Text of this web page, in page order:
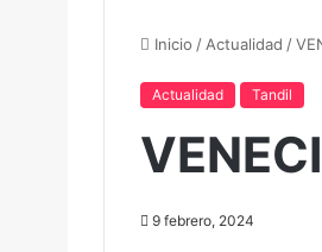
Inicio / Actualidad /
Actualidad Tandil
9 febrero, 2024